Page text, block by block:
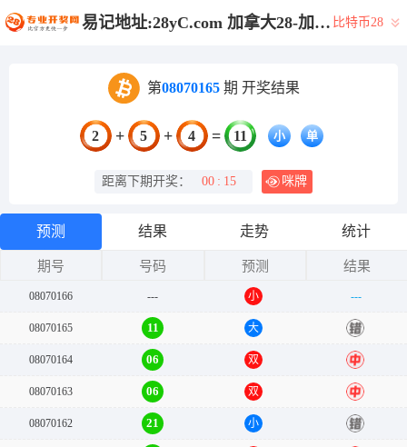
易记地址:28yC.com 加拿大28-加拿大预测|28在线预测咪牌查询|加拿大PC在线预测|加拿大PC结果查询_专注研究_加拿大PC结果走势_官方数据! 比特币28
第08070165期 开奖结果
2 + 5 + 4 = 11 小 单
距离下期开奖： 00 : 15 咪牌
预测 结果 走势 统计
期号 号码 预测 结果
08070166 --- 小 ---
08070165 11 大 错
08070164 06 双 中
08070163 06 双 中
08070162 21 小 错